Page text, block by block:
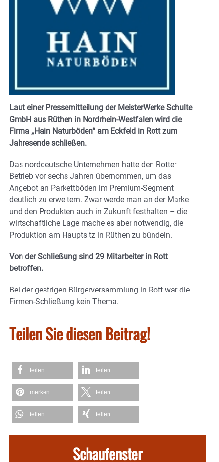
Laut einer Pressemitteilung der MeisterWerke Schulte
GmbH aus Rüthen in Nordrhein-Westfalen wird die
Firma „Hain Naturböden“ am Eckfeld in Rott zum
Jahresende schließen.
Das norddeutsche Unternehmen hatte den Rotter
Betrieb vor sechs Jahren übernommen, um das
Angebot an Parkettböden im Premium-Segment
deutlich zu erweitern. Zwar werde man an der Marke
und den Produkten auch in Zukunft festhalten – die
wirtschaftliche Lage mache es aber notwendig, die
Produktion am Hauptsitz in Rüthen zu bündeln.
Von der Schließung sind 29 Mitarbeiter in Rott
betroffen.
Bei der gestrigen Bürgerversammlung in Rott war die
Firmen-Schließung kein Thema.
Teilen Sie diesen Beitrag!
teilen teilen
merken teilen
teilen teilen
Schaufenster